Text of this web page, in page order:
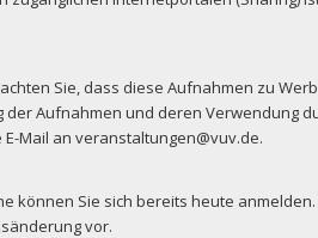
Sie, dass diese Aufnahmen zu
Aufnahmen und deren Verwendung
Mail an veranstaltungen@vuv.de.
können Sie sich bereits heute
vor.